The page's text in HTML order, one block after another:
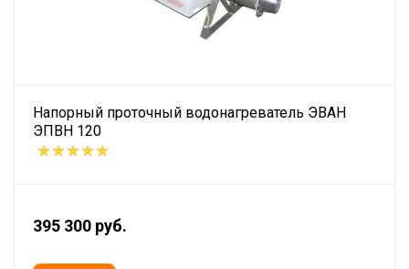
Напорный проточный водонагреватель ЭВАН
ЭПВН 120
395 300 руб.